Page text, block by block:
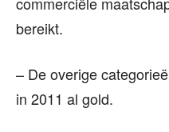
bereikt.
– De overige
in 2011 al gold.